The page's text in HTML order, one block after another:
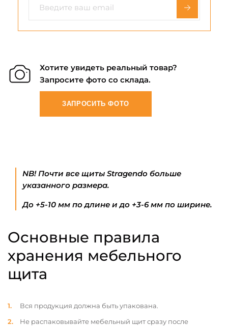
Хотите увидеть реальный товар?
Запросите фото со склада.
ЗАПРОСИТЬ ФОТО
NB! Почти все щиты Stragendo больше
указанного размера.
До +5-10 мм по длине и до +3-6 мм по ширине.
Основные правила
хранения мебельного
щита
Вся продукция должна быть упакована.
Не распаковывайте мебельный щит сразу после